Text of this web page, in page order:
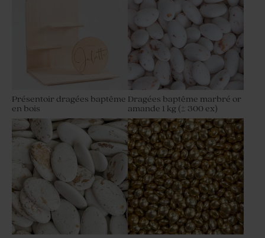
Présentoir dragées baptême
en bois
Dragées baptême marbré or
amande 1 kg (± 300 ex)